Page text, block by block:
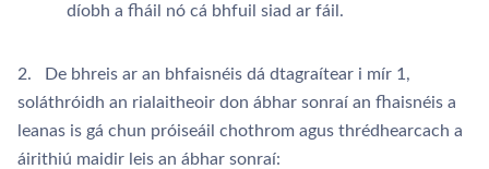
díobh a fháil nó cá bhfuil siad ar fáil.
2. De bhreis ar an bhfaisnéis dá dtagraítear i mír 1,
soláthróidh an rialaitheoir don ábhar sonraí an fhaisnéis a
leanas is gá chun próiseáil chothrom agus thrédhearcach a
áirithiú maidir leis an ábhar sonraí: